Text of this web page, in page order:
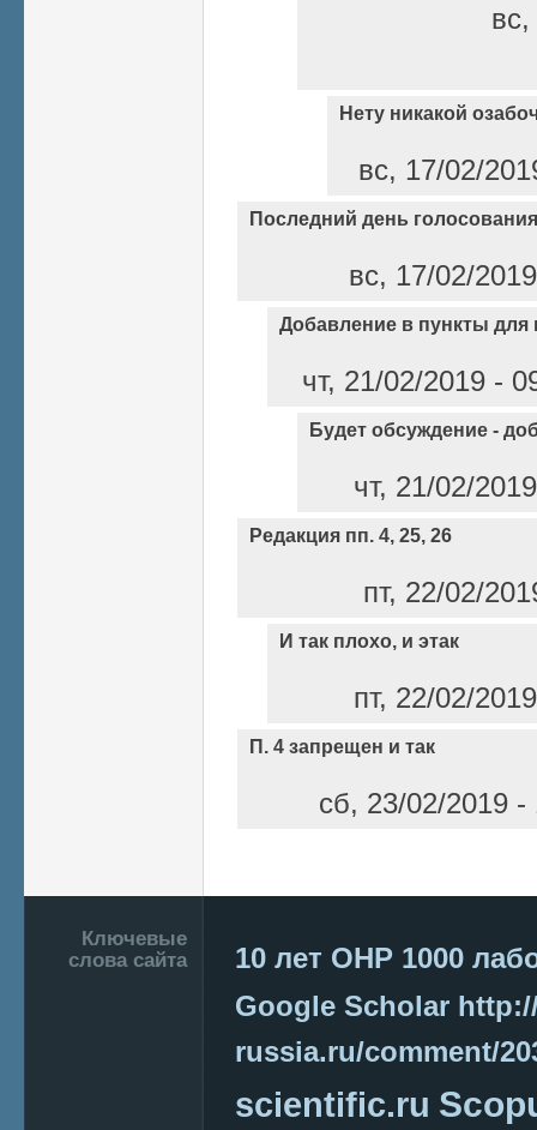
Нету никакой
вс, 17/02/
Последний день
вс, 17/02/
Добавление в пункты для
чт, 21/02/2019 -
Будет обсуждение -
чт, 21/02/
Редакция пп. 4, 25, 26
пт, 22/02/
И так плохо, и этак
пт, 22/02/
П. 4 запрещен и так
сб, 23/02/2019
Подвал
Ключевые
слова сайта
10 лет ОНР 1000
Google Scholar
russia.ru/comment/
scientific.ru